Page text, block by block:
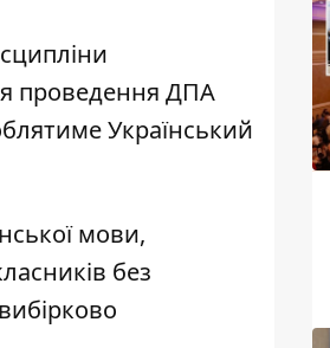
проведення ДПА
Український
мови,
без